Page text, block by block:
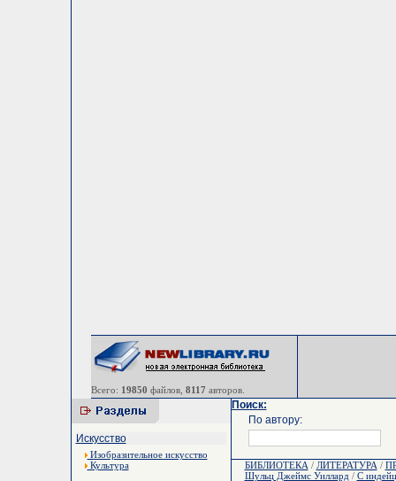
Всего: 19850 файлов, 8117 авторов.
Искусство
Изобразительное искусство
Культура
Поиск:
По автору:
БИБЛИОТЕКА / ЛИТЕРАТУРА /
Шульц Джеймс Уиллард / С